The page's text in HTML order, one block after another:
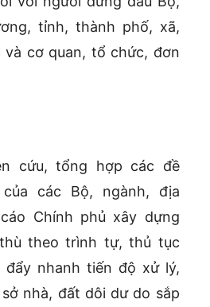
tỉnh, thành phố, xã,
và cơ quan, tổ chức, đơn
cứu, tổng hợp các đề
các Bộ, ngành, địa
Chính phủ xây dựng
theo trình tự, thủ tục
nhanh tiến độ xử lý,
nhà, đất dôi dư do sắp